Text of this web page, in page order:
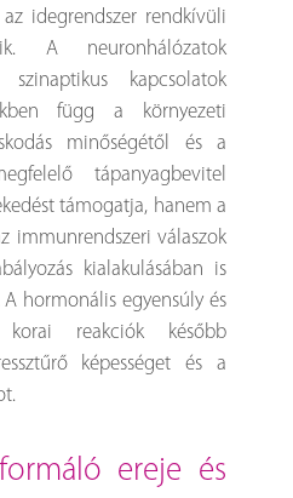
idegrendszer rendkívüli
A neuronhálózatok
kapcsolatok
függ a környezeti
minőségétől és a
tápanyagbevitel
támogatja, hanem a
immunrendszeri válaszok
kialakulásában is
hormonális egyensúly és
reakciók később
képességet és a